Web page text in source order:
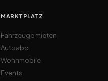
MARKTPLATZ
Fahrzeuge mieten
Autoabo
Wohnmobile
Events